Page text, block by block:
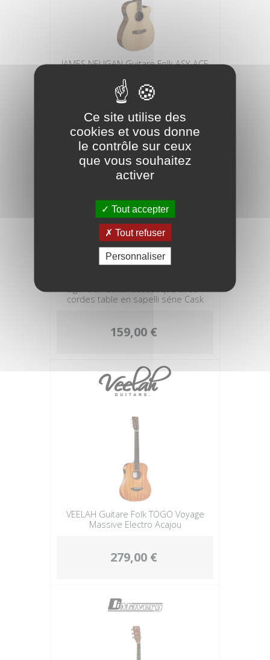
JAMES NELIGAN Guitare Folk ASY-ACE
309,90 €
cordes table en sapelli série Cask
159,00 €
VEELAH Guitare Folk TOGO Voyage
Massive Electro Acajou
279,00 €
Ce site utilise des
cookies et vous donne
le contrôle sur ceux
que vous souhaitez
activer
Tout accepter
Tout refuser
Personnaliser